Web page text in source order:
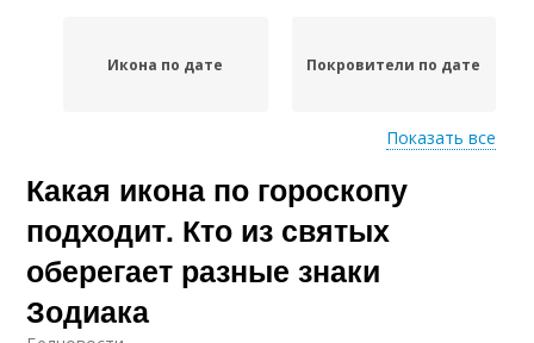
Икона по дате Покровители по дате
Заступница по дате Покровитель по дате
Ангелов-хранители по
Показать все
Какая икона по гороскопу
подходит. Кто из святых
оберегает разные знаки
Зодиака